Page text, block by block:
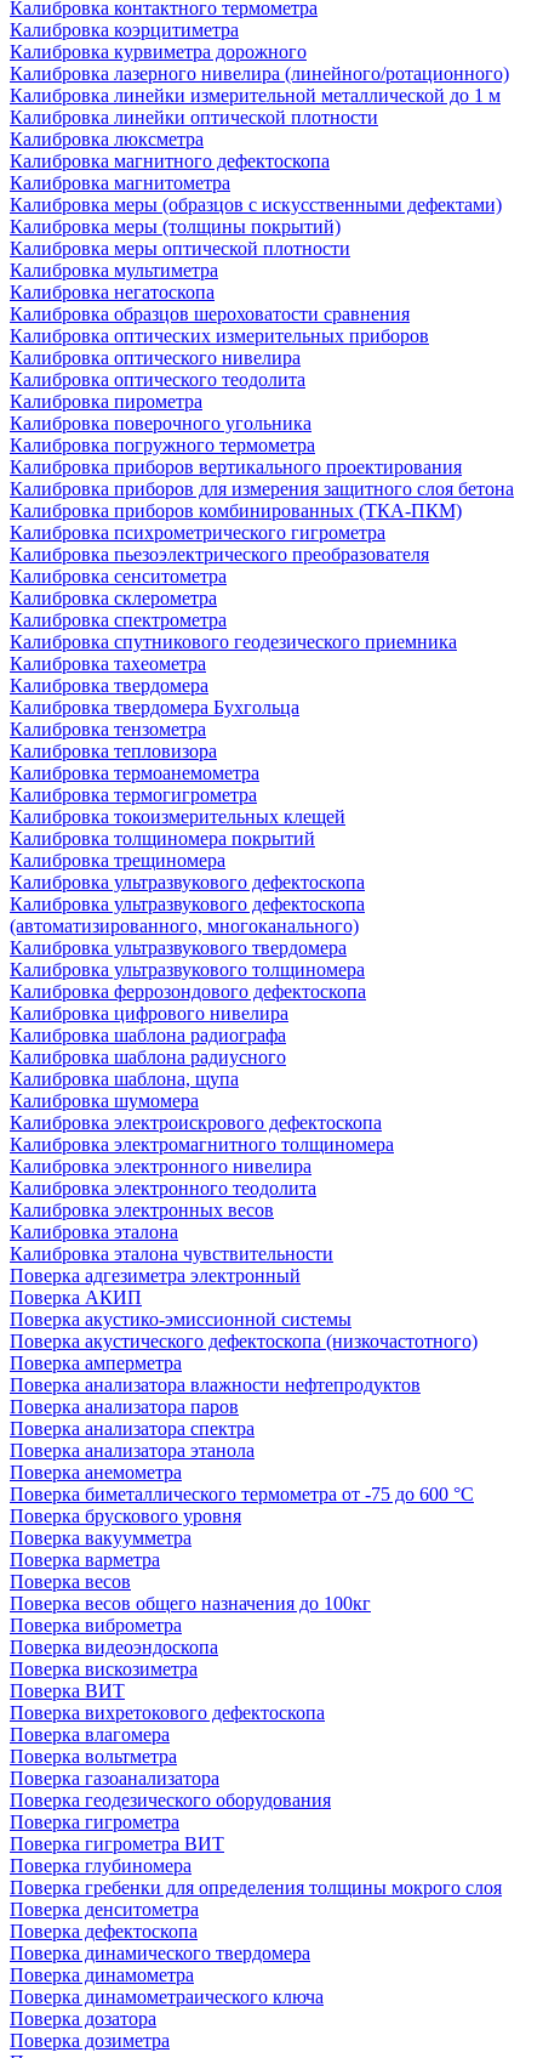
Калибровка контактного термометра
Калибровка коэрцитиметра
Калибровка курвиметра дорожного
Калибровка лазерного нивелира (линейного/ротационного)
Калибровка линейки измерительной металлической до 1 м
Калибровка линейки оптической плотности
Калибровка люксметра
Калибровка магнитного дефектоскопа
Калибровка магнитометра
Калибровка меры (образцов с искусственными дефектами)
Калибровка меры (толщины покрытий)
Калибровка меры оптической плотности
Калибровка мультиметра
Калибровка негатоскопа
Калибровка образцов шероховатости сравнения
Калибровка оптических измерительных приборов
Калибровка оптического нивелира
Калибровка оптического теодолита
Калибровка пирометра
Калибровка поверочного угольника
Калибровка погружного термометра
Калибровка приборов вертикального проектирования
Калибровка приборов для измерения защитного слоя бетона
Калибровка приборов комбинированных (ТКА-ПКМ)
Калибровка психрометрического гигрометра
Калибровка пьезоэлектрического преобразователя
Калибровка сенситометра
Калибровка склерометра
Калибровка спектрометра
Калибровка спутникового геодезического приемника
Калибровка тахеометра
Калибровка твердомера
Калибровка твердомера Бухгольца
Калибровка тензометра
Калибровка тепловизора
Калибровка термоанемометра
Калибровка термогигрометра
Калибровка токоизмерительных клещей
Калибровка толщиномера покрытий
Калибровка трещиномера
Калибровка ультразвукового дефектоскопа
Калибровка ультразвукового дефектоскопа
(автоматизированного, многоканального)
Калибровка ультразвукового твердомера
Калибровка ультразвукового толщиномера
Калибровка феррозондового дефектоскопа
Калибровка цифрового нивелира
Калибровка шаблона радиографа
Калибровка шаблона радиусного
Калибровка шаблона, щупа
Калибровка шумомера
Калибровка электроискрового дефектоскопа
Калибровка электромагнитного толщиномера
Калибровка электронного нивелира
Калибровка электронного теодолита
Калибровка электронных весов
Калибровка эталона
Калибровка эталона чувствительности
Поверка адгезиметра электронный
Поверка АКИП
Поверка акустико-эмиссионной системы
Поверка акустического дефектоскопа (низкочастотного)
Поверка амперметра
Поверка анализатора влажности нефтепродуктов
Поверка анализатора паров
Поверка анализатора спектра
Поверка анализатора этанола
Поверка анемометра
Поверка биметаллического термометра от -75 до 600 °С
Поверка брускового уровня
Поверка вакуумметра
Поверка варметра
Поверка весов
Поверка весов общего назначения до 100кг
Поверка виброметра
Поверка видеоэндоскопа
Поверка вискозиметра
Поверка ВИТ
Поверка вихретокового дефектоскопа
Поверка влагомера
Поверка вольтметра
Поверка газоанализатора
Поверка геодезического оборудования
Поверка гигрометра
Поверка гигрометра ВИТ
Поверка глубиномера
Поверка гребенки для определения толщины мокрого слоя
Поверка денситометра
Поверка дефектоскопа
Поверка динамического твердомера
Поверка динамометра
Поверка динамометраического ключа
Поверка дозатора
Поверка дозиметра